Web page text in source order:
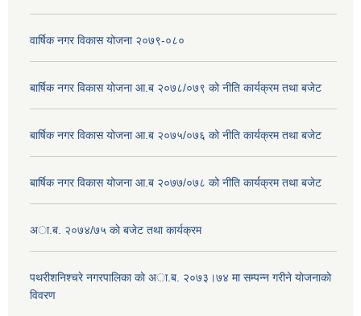
वार्षिक नगर विकास योजना २०७९-०८०
बार्षिक नगर विकास योजना आ.ब २०७८/०७९ को नीति कार्यक्रम तथा बजेट
बार्षिक नगर विकास योजना आ.ब २०७५/०७६ को नीति कार्यक्रम तथा बजेट
बार्षिक नगर विकास योजना आ.ब २०७७/०७८ को नीति कार्यक्रम तथा बजेट
अा.ब. २०७४/७५ काे बजेट तथा कार्यक्रम
पथरीशनिश्चरे नगरपालिका काे अा.ब. २०७३।७४ मा सम्पन्न गरीने याेजनाकाे
विवरण